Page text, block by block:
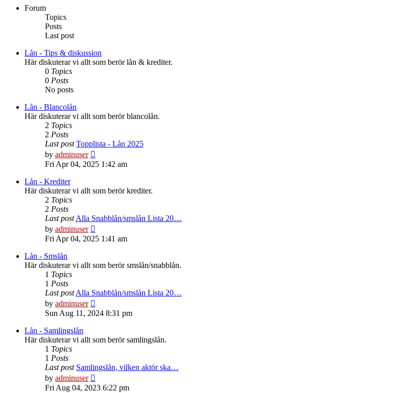
Forum
Topics
Posts
Last post
Lån - Tips & diskussion
Här diskuterar vi allt som berör lån & krediter.
0 Topics
0 Posts
No posts
Lån - Blancolån
Här diskuterar vi allt som berör blancolån.
2 Topics
2 Posts
Last post Topplista - Lån 2025
by adminuser
the
Fri Apr 04, 2025 1:42 am
Lån - Krediter
Här diskuterar vi allt som berör krediter.
2 Topics
2 Posts
Last postAlla Snabblån/smslån Lista 20…
by adminuser
the
Fri Apr 04, 2025 1:41 am
Lån - Smslån
Här diskuterar vi allt som berör smslån/snabblån.
1 Topics
1 Posts
Last postAlla Snabblån/smslån Lista 20…
by adminuser
the
Sun Aug 11, 2024 8:31 pm
Lån - Samlingslån
Här diskuterar vi allt som berör samlingslån.
1 Topics
1 Posts
Last post Samlingslån, vilken aktör ska…
by adminuser
the
Fri Aug 04, 2023 6:22 pm